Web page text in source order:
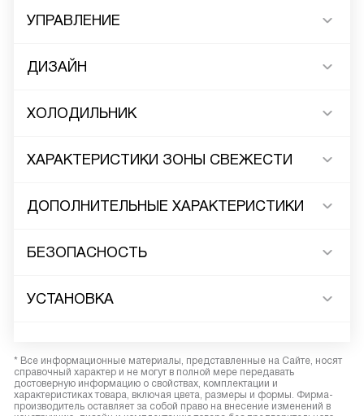
УПРАВЛЕНИЕ
ДИЗАЙН
ХОЛОДИЛЬНИК
ХАРАКТЕРИСТИКИ ЗОНЫ СВЕЖЕСТИ
ДОПОЛНИТЕЛЬНЫЕ ХАРАКТЕРИСТИКИ
БЕЗОПАСНОСТЬ
УСТАНОВКА
* Все информационные материалы, представленные на Сайте, носят
справочный характер и не могут в полной мере передавать
достоверную информацию о свойствах, комплектации и
характеристиках товара, включая цвета, размеры и формы. Фирма-
производитель оставляет за собой право на внесение изменений в